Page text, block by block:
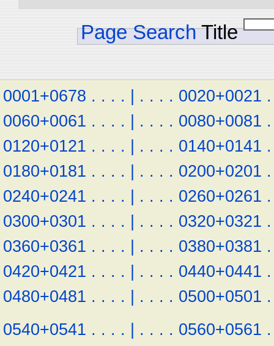
Page Search Title
0001+0678 . . . . | . . . . 0020+0021 .
0060+0061 . . . . | . . . . 0080+0081 .
0120+0121 . . . . | . . . . 0140+0141 .
0180+0181 . . . . | . . . . 0200+0201 .
0240+0241 . . . . | . . . . 0260+0261 .
0300+0301 . . . . | . . . . 0320+0321 .
0360+0361 . . . . | . . . . 0380+0381 .
0420+0421 . . . . | . . . . 0440+0441 .
0480+0481 . . . . | . . . . 0500+0501 .
0540+0541 . . . . | . . . . 0560+0561 .